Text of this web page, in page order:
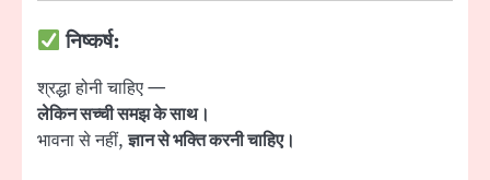
निष्कर्ष:
श्रद्धा होनी चाहिए —
लेकिन सच्ची समझ के साथ।
भावना से नहीं,ज्ञान से भक्ति करनी चाहिए।